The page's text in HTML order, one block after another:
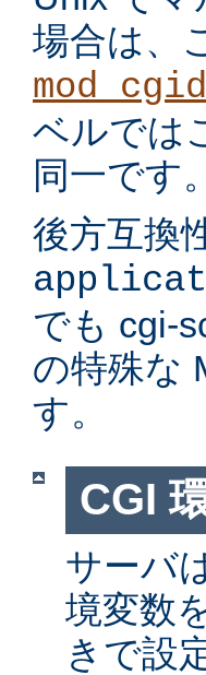
場合は、
mod_cgid
ベルでは
同一です。
後方互換
でも cgi-
の特殊な
す。
CGI
サーバ
境変数
きで設